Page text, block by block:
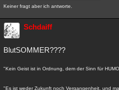
Keiner fragt aber ich antworte.
Schdaiff
BlutSOMMER????
"Kein Geist ist in Ordnung, dem der Sinn für
"Es ist weder Zukunft noch Vergangenheit, und